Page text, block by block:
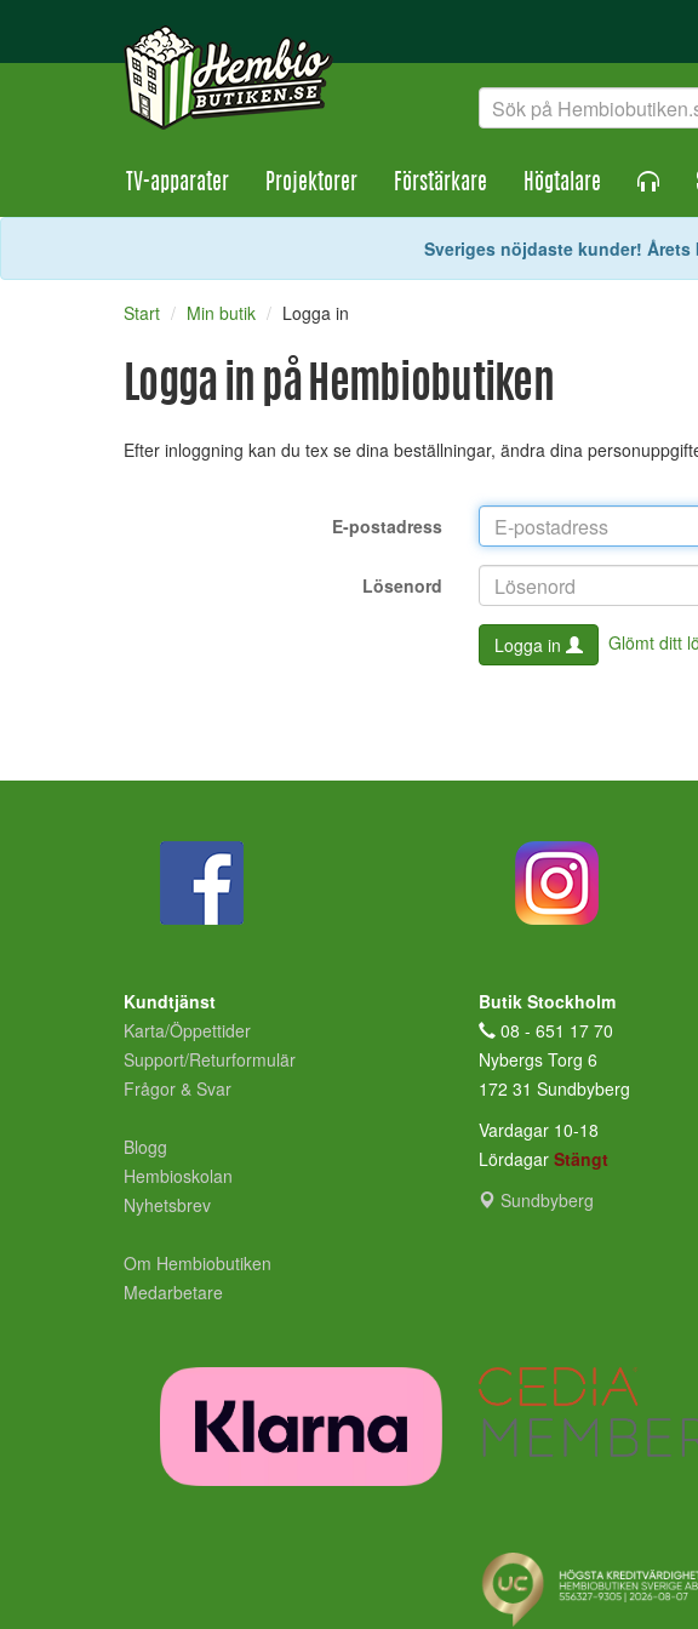
TV-apparater Projektorer Förstärkare Högtalare
Sveriges nöjdaste kunder!
Start Min butik Logga in
Logga in på Hembiobutiken
Efter inloggning kan du tex se dina beställningar, ändra dina
E-postadress
Lösenord
Logga in Glömt ditt
Kundtjänst
Karta/Öppettider
Support/Returformulär
Frågor & Svar
Blogg
Hembioskolan
Nyhetsbrev
Om Hembiobutiken
Medarbetare
Butik Stockholm
08 - 651 17 70
Nybergs Torg 6
172 31 Sundbyberg
Vardagar 10-18
Lördagar Stängt
Sundbyberg